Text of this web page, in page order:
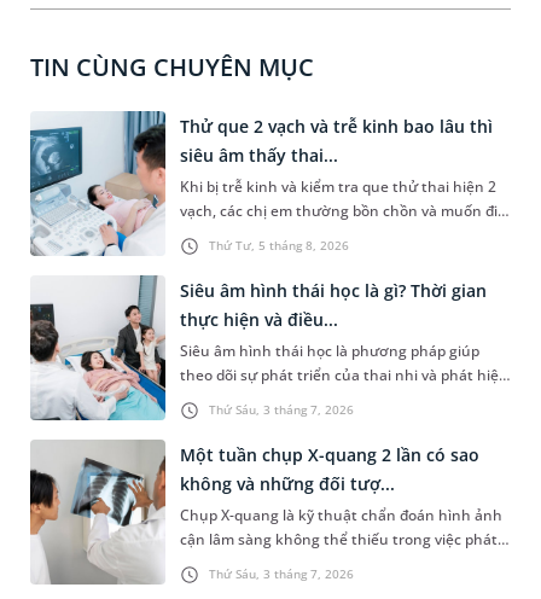
TIN CÙNG CHUYÊN MỤC
Thứ Tư, 5 tháng 8, 2026
Thử que 2 vạch và trễ kinh bao lâu thì
siêu âm thấy thai...
Khi bị trễ kinh và kiểm tra que thử thai hiện 2
vạch, các chị em thường bồn chồn và muốn đi
siêu âm ngay để được nhìn thấy thai nhi.
Nhưng liệu siêu âm sớm như vậy có nên hay
không và trễ kinh bao lâu thì siêu âm thấy thai?
Bài viết sau đây sẽ giúp các bạn giải đáp chi tiết
hơn các thắc mắc này.
Thứ Sáu, 3 tháng 7, 2026
Siêu âm hình thái học là gì? Thời gian
thực hiện và điều...
Siêu âm hình thái học là phương pháp giúp
theo dõi sự phát triển của thai nhi và phát hiện
sớm những bất thường các dị tật nếu có. Bài
viết dưới đây sẽ giúp chị em hiểu rõ siêu âm
hình thái học là gì, cần thực hiện vào những
thời điểm nào của thai kỳ và một số vấn đề mẹ
bầu cần lưu ý để có thai kỳ an toàn, khỏe
mạnh.
Thứ Sáu, 3 tháng 7, 2026
Một tuần chụp X-quang 2 lần có sao
không và những đối tượ...
Chụp X-quang là kỹ thuật chẩn đoán hình ảnh
cận lâm sàng không thể thiếu trong việc phát
hiện và điều trị nhiều bệnh lý. Tuy nhiên, do
phương pháp này sử dụng tia bức xạ, không ít